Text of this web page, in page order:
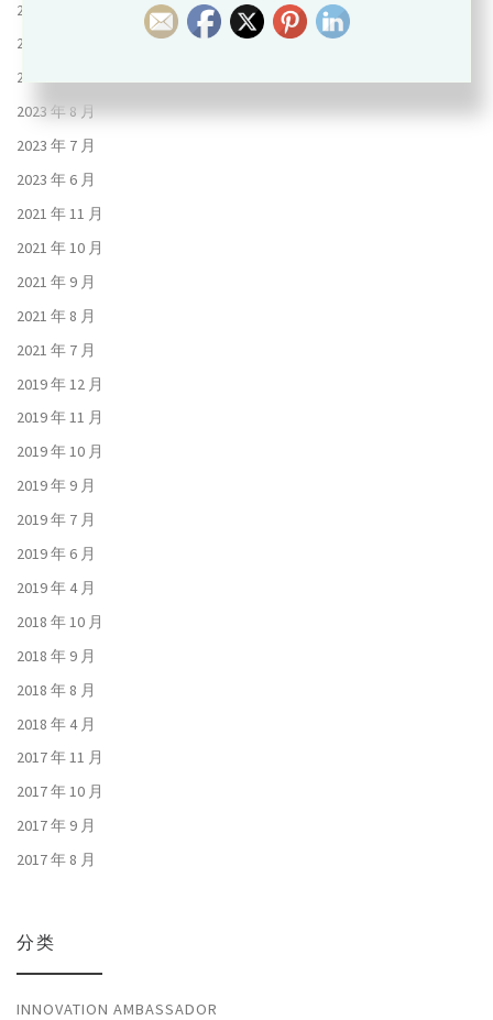
2023 年 11 月
2023 年 10 月
2023 年 9 月
2023 年 8 月
2023 年 7 月
2023 年 6 月
2021 年 11 月
2021 年 10 月
2021 年 9 月
2021 年 8 月
2021 年 7 月
2019 年 12 月
2019 年 11 月
2019 年 10 月
2019 年 9 月
2019 年 7 月
2019 年 6 月
2019 年 4 月
2018 年 10 月
2018 年 9 月
2018 年 8 月
2018 年 4 月
2017 年 11 月
2017 年 10 月
2017 年 9 月
2017 年 8 月
分类
INNOVATION AMBASSADOR